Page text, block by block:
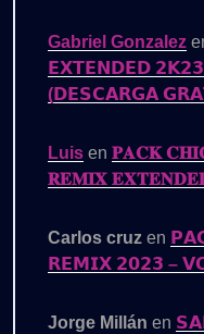
Gabriel Gonzalez
𝗘𝗫𝗧𝗘𝗡𝗗𝗘𝗗
(𝗗𝗘𝗦𝗖𝗔𝗥𝗚𝗔
Luis en 𝐏𝐀𝐂𝐊
𝐑𝐄𝐌𝐈𝐗
Carlos cruz en
𝗥𝗘𝗠𝗜𝗫 𝟮𝟬𝟮𝟯 –
Jorge Millán en